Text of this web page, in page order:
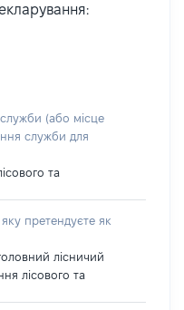
(або місце
служби для
та
претендуєте як
лісничий
лісового та